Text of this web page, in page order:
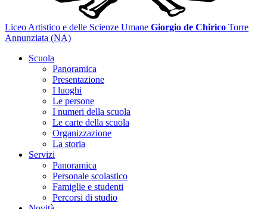
Liceo Artistico e delle Scienze Umane Giorgio de Chirico Torre
Annunziata (NA)
Scuola
Panoramica
Presentazione
I luoghi
Le persone
I numeri della scuola
Le carte della scuola
Organizzazione
La storia
Servizi
Panoramica
Personale scolastico
Famiglie e studenti
Percorsi di studio